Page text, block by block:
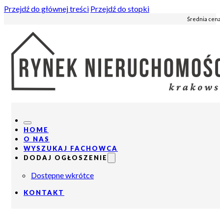
Przejdź do głównej treści Przejdź do stopki
Średnia
HOME
O NAS
WYSZUKAJ FACHOWCA
DODAJ OGŁOSZENIE
Dostępne wkrótce
KONTAKT